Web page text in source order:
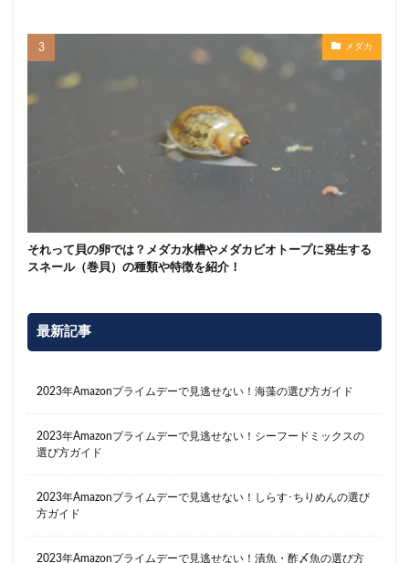
メダカ
それって貝の卵では？メダカ水槽やメダカビオトープに発生する
スネール（巻貝）の種類や特徴を紹介！
最新記事
2023年Amazonプライムデーで見逃せない！海藻の選び方ガイド
2023年Amazonプライムデーで見逃せない！シーフードミックスの
選び方ガイド
2023年Amazonプライムデーで見逃せない！しらす･ちりめんの選び
方ガイド
2023年Amazonプライムデーで見逃せない！漬魚・酢〆魚の選び方